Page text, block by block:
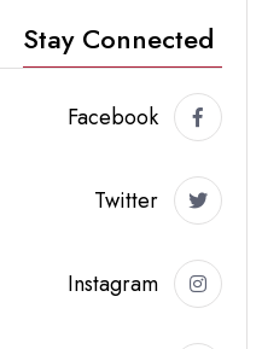
Stay Connected
Facebook
Twitter
Instagram